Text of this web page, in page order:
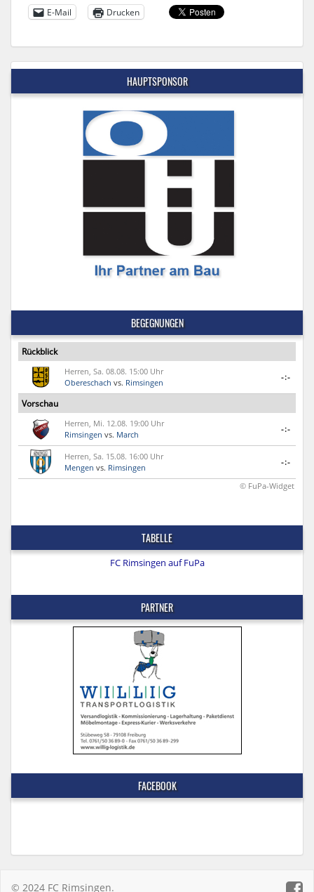
E-Mail
Drucken
HAUPTSPONSOR
BEGEGNUNGEN
Rückblick
Herren, Sa. 08.08. 15:00 Uhr
Obereschach vs. Rimsingen
-:-
Vorschau
Herren, Mi. 12.08. 19:00 Uhr
Rimsingen vs. March
-:-
Herren, Sa. 15.08. 16:00 Uhr
Mengen vs. Rimsingen
-:-
© FuPa-Widget
TABELLE
FC Rimsingen auf FuPa
PARTNER
FACEBOOK
© 2024 FC Rimsingen.